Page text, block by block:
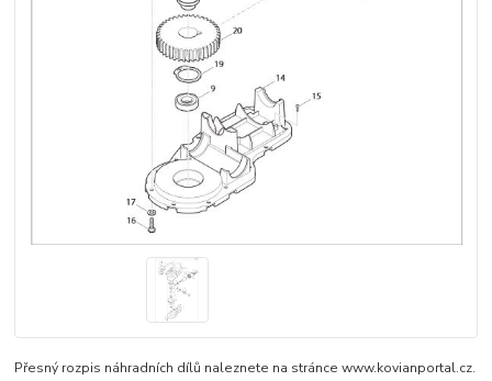
Přesný rozpis náhradních dílů naleznete na stránce www.kovianportal.cz.